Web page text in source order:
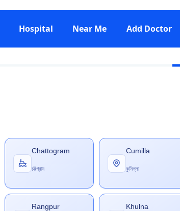
Hospital Near Me Add Doctor
Chattogram
চট্টগ্রাম
Cumilla
কুমিল্লা
Rangpur Khulna